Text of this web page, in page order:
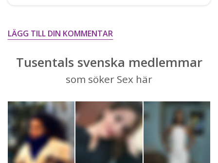
LÄGG TILL DIN KOMMENTAR
Tusentals svenska medlemmar
som söker Sex här